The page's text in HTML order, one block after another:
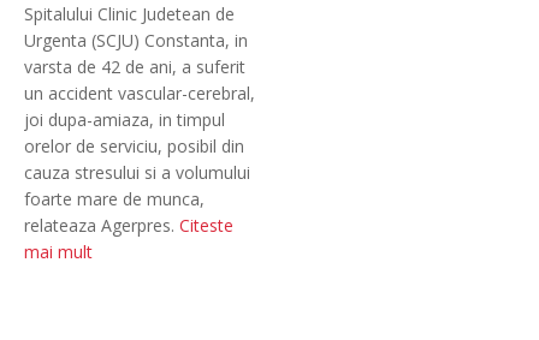
Spitalului Clinic Judetean de
Urgenta (SCJU) Constanta, in
varsta de 42 de ani, a suferit
un accident vascular-cerebral,
joi dupa-amiaza, in timpul
orelor de serviciu, posibil din
cauza stresului si a volumului
foarte mare de munca,
relateaza Agerpres. Citeste
mai mult